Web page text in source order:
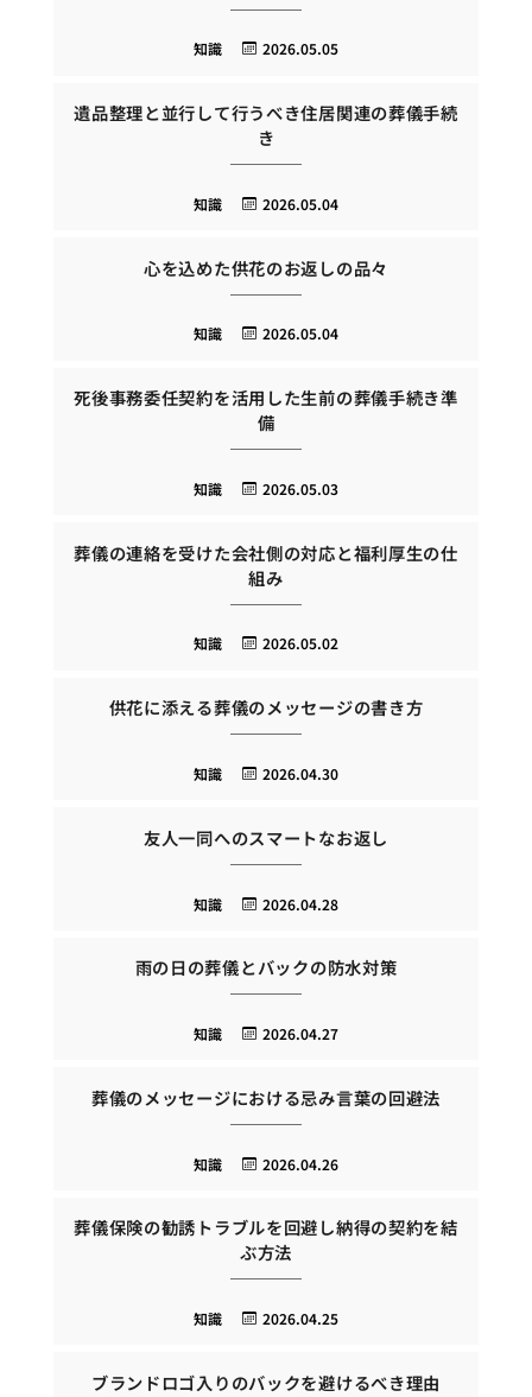
2026.05.05
知識
遺品整理と並行して行うべき住居関連の葬儀手続
き
2026.05.04
知識
心を込めた供花のお返しの品々
2026.05.04
知識
死後事務委任契約を活用した生前の葬儀手続き準
備
2026.05.03
知識
葬儀の連絡を受けた会社側の対応と福利厚生の仕
組み
2026.05.02
知識
供花に添える葬儀のメッセージの書き方
2026.04.30
知識
友人一同へのスマートなお返し
2026.04.28
知識
雨の日の葬儀とバックの防水対策
2026.04.27
知識
葬儀のメッセージにおける忌み言葉の回避法
2026.04.26
知識
葬儀保険の勧誘トラブルを回避し納得の契約を結
ぶ方法
2026.04.25
知識
ブランドロゴ入りのバックを避けるべき理由